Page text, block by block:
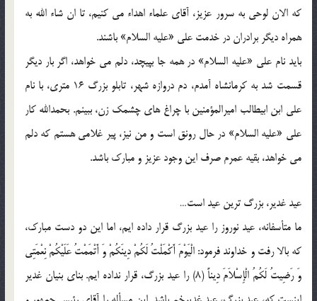
که الان لوحی به سرور عزیز، آقای علماء اهداء می کنیم، تا ان شاء الله به
همراه دیگر برادران در خدمت علی «علیه السلام» باشند.
باید نام علی «علیه السلام» در همه جا بپیچد، دلم می خواهد، اگر بار دیگر
قسمت شد به کرمانشاه آمدم، دم دروازه شهر، تابلو بزرگ 16 متری، با نام
علی ابن ابیطالب امیرالمؤمنین با چراغ های چشمک زن، ببینم. بحمدالله کار
علی «علیه السلام» در حال رونق است و من نیز، پیر غلامی هستم که دلم
می خواهد، بقیه عمرم صرف این وجود عزیز و مبارک باشد.
عید غدیر، بزرگ ترین عید است…
ما متأسفانه، عید نوروز را عید بزرگ قرار داده ایم، اما این دو دست مبارک،
که بالا رفت و خداوند فرمود: الْیَوْمَ أَکْمَلْتُ لَکُمْ دِینَکُمْ وَ أَتْمَمْتُ عَلَیْکُمْ نِعْمَتِی
وَ رَضِیتُ لَکُمُ الْإِسْلاَمَ دِیناً (8) را عید بزرگ، قرار نداده ایم. بنای بنیان غدیر